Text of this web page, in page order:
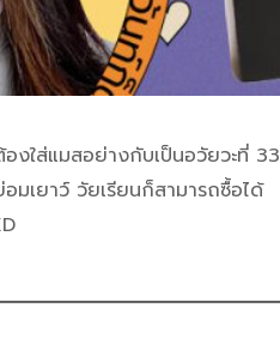
งใส่แมสอย่างกับเป็นอวัยวะที่ 33
มเยาว์ วัยเรียนก็สามารถซื้อได้